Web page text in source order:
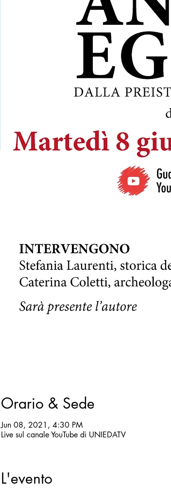
Orario & Sede
Jun 08, 2021, 4:30 PM
Live sul canale YouTube di UNIEDATV
L'evento